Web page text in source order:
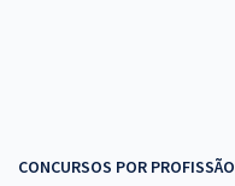
CONCURSOS POR PROFISSÃO